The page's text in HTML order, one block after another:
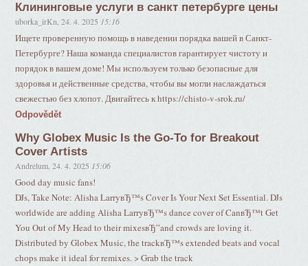
Клининговые услуги в санкт петербурге цены
uborka_irKn ,24. 4. 2025 15:16
Ищете проверенную помощь в наведении порядка вашей в Санкт-
Петербурге? Наша команда специалистов гарантирует чистоту и
порядок в вашем доме! Мы используем только безопасные для
здоровья и действенные средства, чтобы вы могли наслаждаться
свежестью без хлопот. Двигайтесь к https://chisto-v-srok.ru/
Odpovědět
Why Globex Music Is the Go-To for Breakout
Cover Artists
Andrelum ,24. 4. 2025 15:06
Good day music fans!
DJs, Take Note: Alisha LarryвЂ™s Cover Is Your Next Set Essential. DJs
worldwide are adding Alisha LarryвЂ™s dance cover of CanвЂ™t Get
You Out of My Head to their mixesвЂ”and crowds are loving it.
Distributed by Globex Music, the trackвЂ™s extended beats and vocal
chops make it ideal for remixes. > Grab the track